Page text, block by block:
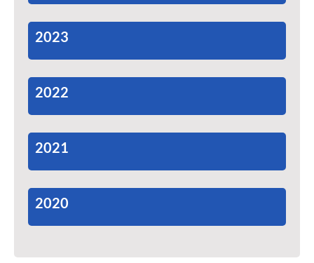
2023
2022
2021
2020